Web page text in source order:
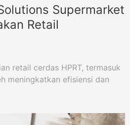
Supermarket
Retail
retail cerdas HPRT, termasuk
meningkatkan efisiensi dan